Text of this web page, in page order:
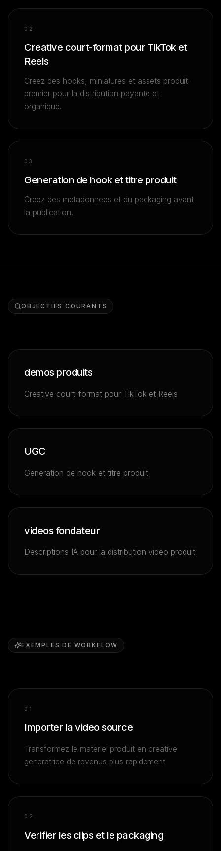
0 2
Creative court-format pour TikTok et
Reels
Creez des hooks, miniatures et assets produit-
premier pour la distribution payante et
organique.
0 3
Generation de hook et titre produit
Creez des metadonnees et du packaging avant
la publication.
OBJECTIFS COURANTS
demos produits
Creative court-format pour TikTok et Reels
UGC
Generation de hook et titre produit
videos fondateur
Descriptions IA pour la distribution video produit
EXEMPLES DE WORKFLOW
0 1
Importer la video source
Transformez le materiel produit en creative
generatrice de revenus plus rapidement
0 2
Verifier les clips et le packaging